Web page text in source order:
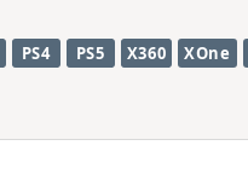
PS4 PS5 X360 XOne